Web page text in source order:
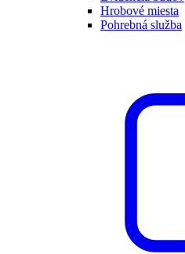
Hrobové miesta
Pohrebná služba